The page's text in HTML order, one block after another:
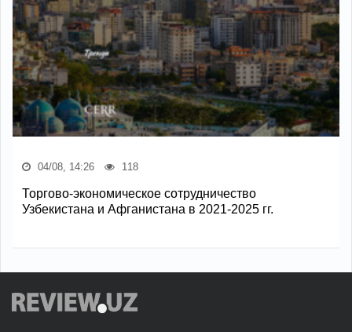
04/08, 14:26 118
Торгово-экономическое сотрудничество
Узбекистана и Афганистана в 2021-2025 гг.